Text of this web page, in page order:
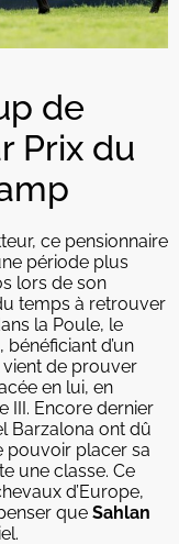
de
Prix du
ce pensionnaire
période plus
lors de son
temps à retrouver
la Poule, le
d’un
de prouver
en lui, en
III. Encore dernier
Barzalona ont dû
pouvoir placer sa
une classe. Ce
d’Europe,
que Sahlan